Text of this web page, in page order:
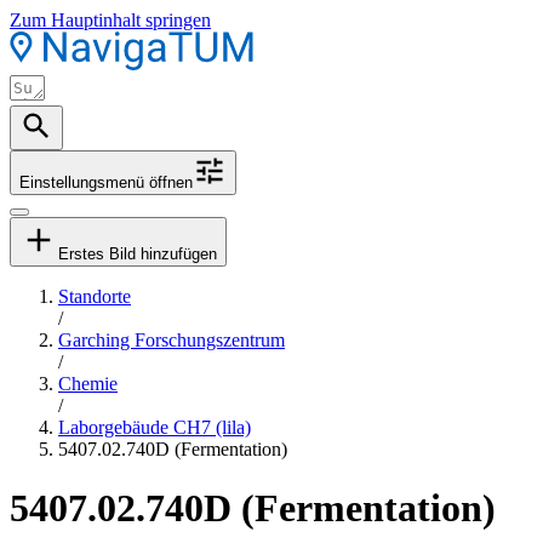
Zum Hauptinhalt springen
Einstellungsmenü öffnen
Erstes Bild hinzufügen
Standorte
/
Garching Forschungszentrum
/
Chemie
/
Laborgebäude CH7 (lila)
5407.02.740D (Fermentation)
5407.02.740D (Fermentation)